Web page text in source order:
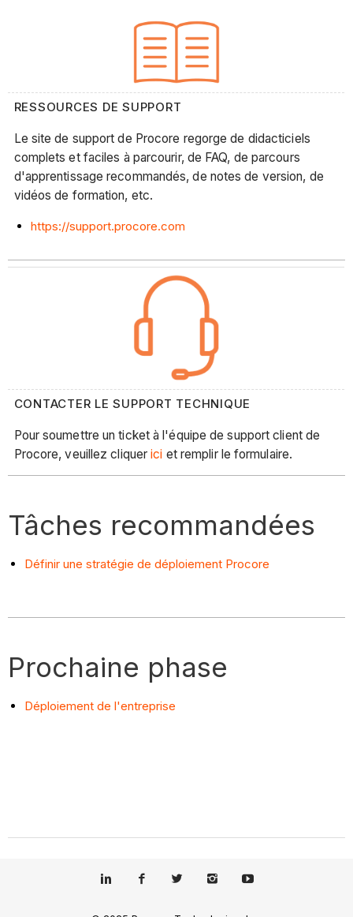
RESSOURCES DE SUPPORT
Le site de support de Procore regorge de didacticiels
complets et faciles à parcourir, de FAQ, de parcours
d'apprentissage recommandés, de notes de version, de
vidéos de formation, etc.
https://support.procore.com
CONTACTER LE SUPPORT TECHNIQUE
Pour soumettre un ticket à l'équipe de support client de
Procore, veuillez cliquerici et remplir le formulaire.
Tâches recommandées
Définir une stratégie de déploiement Procore
Prochaine phase
Déploiement de l'entreprise